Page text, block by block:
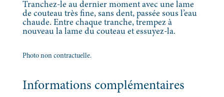
Tranchez-le au dernier moment avec une lame
de couteau très fine, sans dent, passée sous l’eau
chaude. Entre chaque tranche, trempez à
nouveau la lame du couteau et essuyez-la.
Photo non contractuelle.
Informations complémentaires